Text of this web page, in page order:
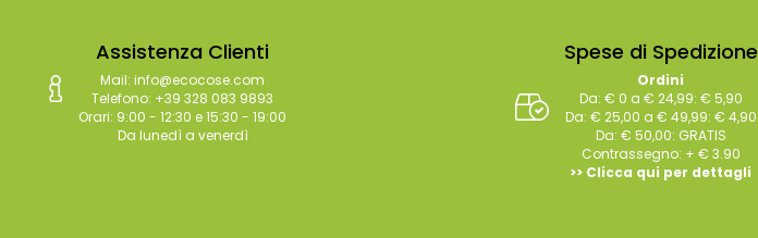
Assistenza Clienti
Mail: info@ecocose.com
Telefono: +39 328 083 9893
Orari: 9:00 - 12:30 e 15:30 - 19:00
Da lunedì a venerdì
Spese di Spedizione
Ordini
Da: € 0 a € 24,99: € 5,90
Da: € 25,00 a € 49,99: € 4,90
Da: € 50,00: GRATIS
Contrassegno: + € 3.90
>> Clicca qui per dettagli